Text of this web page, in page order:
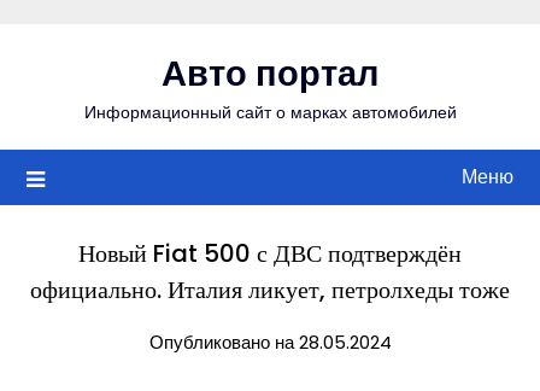
Авто портал
Информационный сайт о марках автомобилей
Меню
Новый Fiat 500 с ДВС подтверждён
официально. Италия ликует, петролхеды тоже
Опубликовано на 28.05.2024